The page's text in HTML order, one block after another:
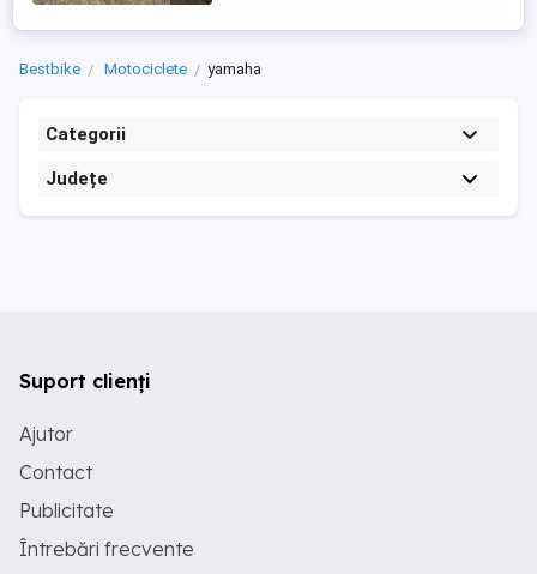
Bestbike Motociclete yamaha
Categorii
Județe
Suport clienți
Ajutor
Contact
Publicitate
Întrebări frecvente